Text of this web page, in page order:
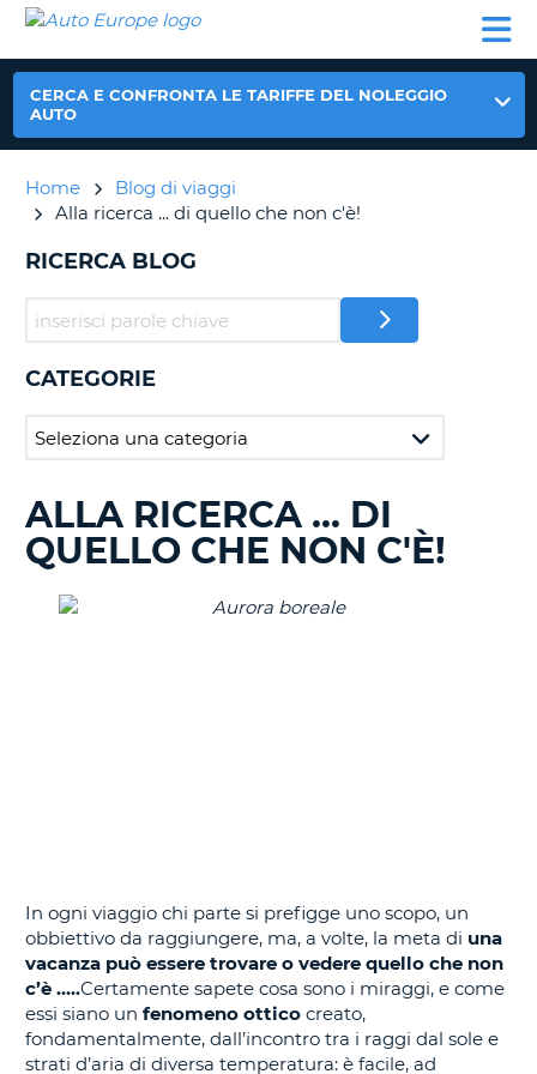
NOLEGGIO
NOLEGGIO
AUTO
EUROPE
NOLEGGIO
CAMPER
PARTNER
AIUTO
MIO
GESTISCI
ITALIA
CERCA E CONFRONTA LE TARIFFE DEL NOLEGGIO
AUTO
Home
Blog di viaggi
Alla ricerca ... di quello che non c'è!
RICERCA BLOG
CATEGORIE
RICERCA
BLOG
IN
CORSO......
ALLA RICERCA ... DI
QUELLO CHE NON C'È!
In ogni viaggio chi parte si prefigge uno scopo, un
obbiettivo da raggiungere, ma, a volte, la meta di una
vacanza può essere trovare o vedere quello che non
c’è …..Certamente sapete cosa sono i miraggi, e come
essi siano un fenomeno ottico creato,
fondamentalmente, dall’incontro tra i raggi dal sole e
strati d’aria di diversa temperatura: è facile, ad